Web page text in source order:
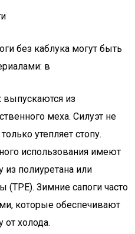
без каблука могут быть
в
из
меха. Силуэт не
утепляет стопу.
использования имеют
полиуретана или
(TPE). Зимние сапоги часто
которые обеспечивают
от холода.